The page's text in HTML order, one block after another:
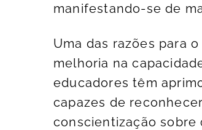
manifestando-se de
Uma das razões para
melhoria na
educadores têm
capazes de
conscientização sobre